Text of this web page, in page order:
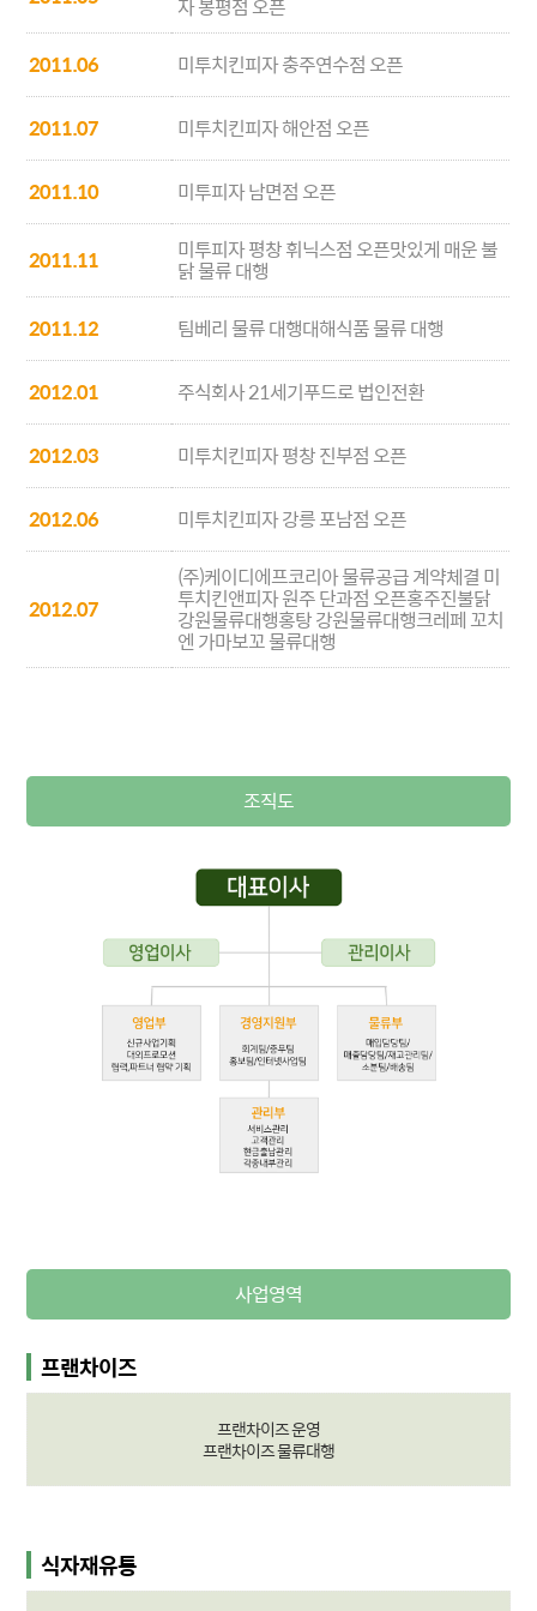
자 봉평점 오픈
2011.06
미투치킨피자 충주연수점 오픈
2011.07 미투치킨피자 해안점 오픈
2011.10 미투피자 남면점 오픈
2011.11 미투피자 평창 휘닉스점 오픈맛있게 매운 불
닭 물류 대행
2011.12
팀베리 물류 대행대해식품 물류 대행
2012.01 주식회사 21세기푸드로 법인전환
2012.03 미투치킨피자 평창 진부점 오픈
2012.06 미투치킨피자 강릉 포남점 오픈
2012.07
(주)케이디에프코리아 물류공급 계약체결 미
투치킨앤피자 원주 단과점 오픈홍주진불닭
강원물류대행홍탕 강원물류대행크레페 꼬치
엔 가마보꼬 물류대행
조직도
사업영역
프랜차이즈
프랜차이즈 운영
프랜차이즈 물류대행
식자재유통